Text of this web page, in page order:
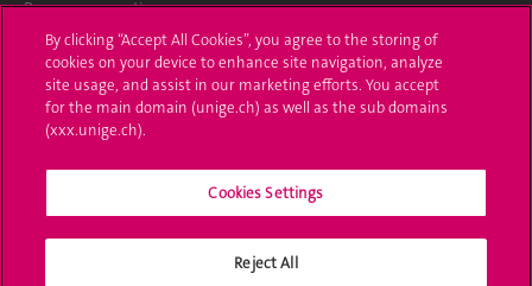
Poser une question
L'UNIGE vous informe
UNIGE Mobile
By clicking “Accept All Cookies”, you agree to the storing of
cookies on your device to enhance site navigation, analyze
site usage, and assist in our marketing efforts. You accept
for the main domain (unige.ch) as well as the sub domains
(xxx.unige.ch).
Cookies Settings
Reject All